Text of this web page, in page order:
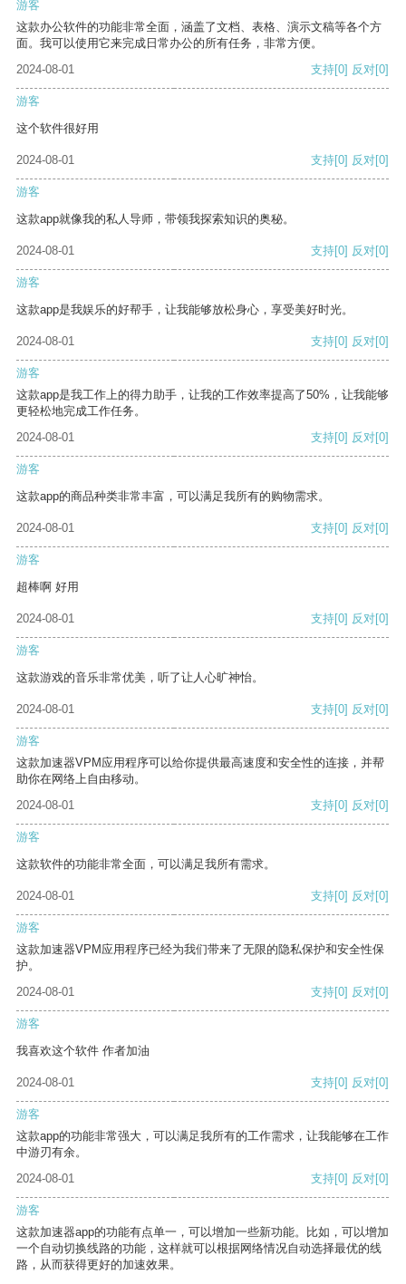
游客
这款办公软件的功能非常全面，涵盖了文档、表格、演示文稿等各个方
面。我可以使用它来完成日常办公的所有任务，非常方便。
2024-08-01
支持[0] 反对[0]
游客
这个软件很好用
2024-08-01 支持[0] 反对[0]
游客
这款app就像我的私人导师，带领我探索知识的奥秘。
2024-08-01 支持[0] 反对[0]
游客
这款app是我娱乐的好帮手，让我能够放松身心，享受美好时光。
2024-08-01 支持[0] 反对[0]
游客
这款app是我工作上的得力助手，让我的工作效率提高了50%，让我能够
更轻松地完成工作任务。
2024-08-01
支持[0] 反对[0]
游客
这款app的商品种类非常丰富，可以满足我所有的购物需求。
2024-08-01 支持[0] 反对[0]
游客
超棒啊 好用
2024-08-01 支持[0] 反对[0]
游客
这款游戏的音乐非常优美，听了让人心旷神怡。
2024-08-01 支持[0] 反对[0]
游客
这款加速器VPM应用程序可以给你提供最高速度和安全性的连接，并帮
助你在网络上自由移动。
2024-08-01
支持[0] 反对[0]
游客
这款软件的功能非常全面，可以满足我所有需求。
2024-08-01 支持[0] 反对[0]
游客
这款加速器VPM应用程序已经为我们带来了无限的隐私保护和安全性保
护。
2024-08-01
支持[0] 反对[0]
游客
我喜欢这个软件 作者加油
2024-08-01 支持[0] 反对[0]
游客
这款app的功能非常强大，可以满足我所有的工作需求，让我能够在工作
中游刃有余。
2024-08-01
支持[0] 反对[0]
游客
这款加速器app的功能有点单一，可以增加一些新功能。比如，可以增加
一个自动切换线路的功能，这样就可以根据网络情况自动选择最优的线
路，从而获得更好的加速效果。